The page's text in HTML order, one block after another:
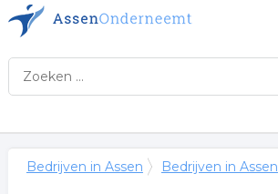
Bedrijven in Assen Bedrijven in Assen